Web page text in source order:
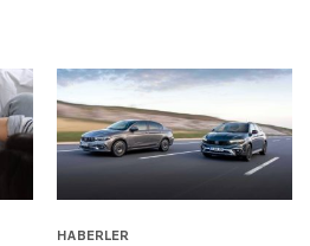
HABERLER